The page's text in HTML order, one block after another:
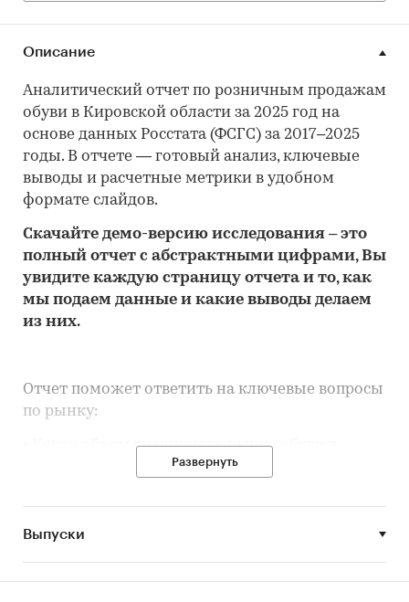
Описание
Аналитический отчет по розничным продажам
обуви в Кировской области за 2025 год на
основе данных Росстата (ФСГС) за 2017–2025
годы. В отчете — готовый анализ, ключевые
выводы и расчетные метрики в удобном
формате слайдов.
Скачайте демо-версию исследования – это
полный отчет с абстрактными цифрами, Вы
увидите каждую страницу отчета и то,как
мы подаем данные и какие выводы делаем
из них.
Отчет поможет ответить на ключевые вопросы
по рынку:
• Каков объем розничного рынка обуви в
Кировской области, много это или мало по
за счет реального спроса или за счет
инфляции? Как соотносятся рост и падение с
Развернуть
Выпуски